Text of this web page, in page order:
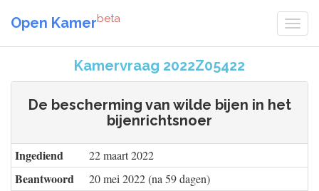
Open Kamerbeta
Kamervraag 2022Z05422
De bescherming van wilde bijen in het
bijenrichtsnoer
Ingediend 22 maart 2022
Beantwoord 20 mei 2022 (na 59 dagen)